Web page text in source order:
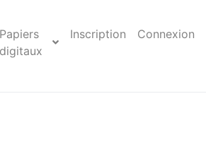
Papiers
digitaux
Inscription Connexion